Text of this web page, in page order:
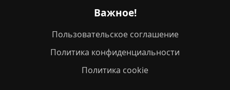
Важное!
Пользовательское соглашение
Политика конфиденциальности
Политика cookie